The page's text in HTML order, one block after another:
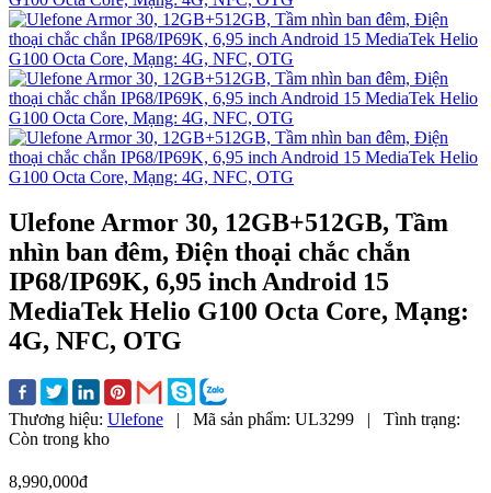
Ulefone Armor 30, 12GB+512GB, Tầm
nhìn ban đêm, Điện thoại chắc chắn
IP68/IP69K, 6,95 inch Android 15
MediaTek Helio G100 Octa Core, Mạng:
4G, NFC, OTG
Thương hiệu: Ulefone | Mã sản phẩm: UL3299 |
Tình trạng:
Còn trong kho
8,990,000đ